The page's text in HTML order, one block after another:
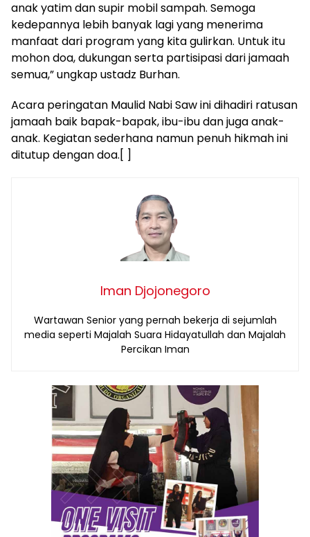
anak yatim dan supir mobil sampah. Semoga
kedepannya lebih banyak lagi yang menerima
manfaat dari program yang kita gulirkan. Untuk itu
mohon doa, dukungan serta partisipasi dari jamaah
semua,” ungkap ustadz Burhan.
Acara peringatan Maulid Nabi Saw ini dihadiri ratusan
jamaah baik bapak-bapak, ibu-ibu dan juga anak-
anak. Kegiatan sederhana namun penuh hikmah ini
ditutup dengan doa.[ ]
Iman Djojonegoro
Wartawan Senior yang pernah bekerja di sejumlah
media seperti Majalah Suara Hidayatullah dan Majalah
Percikan Iman